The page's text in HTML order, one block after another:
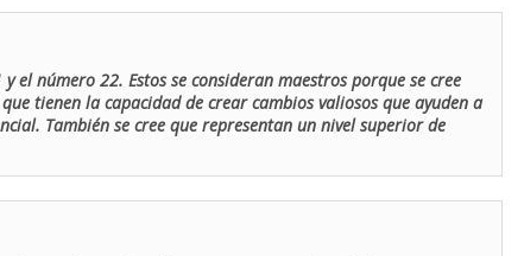
el número 22. Estos se consideran maestros porque se cree
tienen la capacidad de crear cambios valiosos que ayuden a
También se cree que representan un nivel superior de